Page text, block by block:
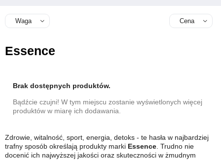
Waga Cena
Essence
Brak dostępnych produktów.
Bądźcie czujni! W tym miejscu zostanie wyświetlonych więcej
produktów w miarę ich dodawania.
Zdrowie, witalność, sport, energia, detoks - te hasła w najbardziej
trafny sposób określają produkty marki Essence . Trudno nie
docenić ich najwyższej jakości oraz skuteczności w żmudnym